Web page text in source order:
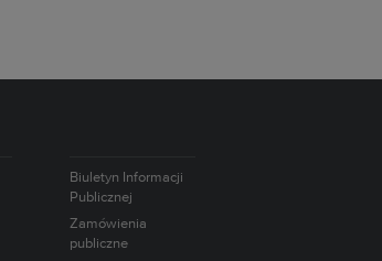
Biuletyn Informacji
Publicznej
Zamówienia
publiczne